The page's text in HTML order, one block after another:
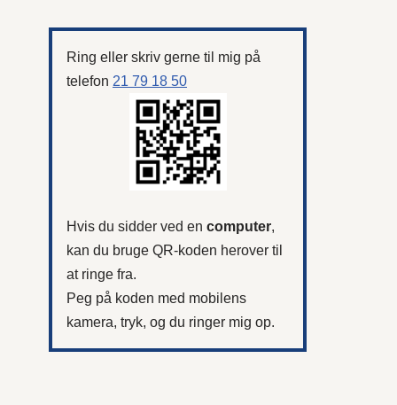
Ring eller skriv gerne til mig på
telefon 21 79 18 50
Hvis du sidder ved en computer,
kan du bruge QR-koden herover til
at ringe fra.
Peg på koden med mobilens
kamera, tryk, og du ringer mig op.